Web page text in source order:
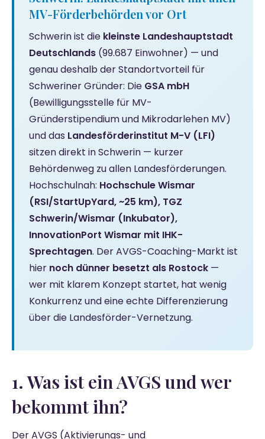
MV-Förderbehörden vor Ort
Schwerin ist die kleinste Landeshauptstadt
Deutschlands (99.687 Einwohner) — und
genau deshalb der Standortvorteil für
Schweriner Gründer: Die GSA mbH
(Bewilligungsstelle für MV-
Gründerstipendium und Mikrodarlehen MV)
und das Landesförderinstitut M-V (LFI)
sitzen direkt in Schwerin — kurzer
Behördenweg zu allen Landesförderungen.
Hochschulnah: Hochschule Wismar
(RSI/StartUpYard, ~25 km), TGZ
Schwerin/Wismar (Inkubator),
InnovationPort Wismar mit IHK-
Sprechtagen. Der AVGS-Coaching-Markt ist
hier noch dünner besetzt als Rostock —
wer mit klarem Konzept startet, hat wenig
Konkurrenz und eine echte Differenzierung
über die Landesförder-Vernetzung.
1. Was ist ein AVGS und wer
bekommt ihn?
Der AVGS (Aktivierungs- und